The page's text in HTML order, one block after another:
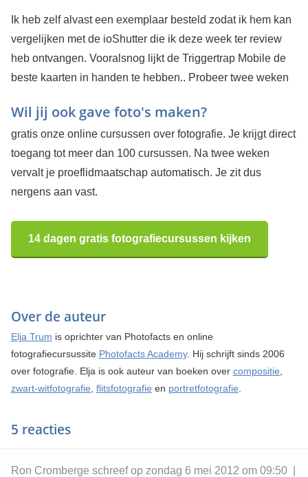
Ik heb zelf alvast een exemplaar besteld zodat ik hem kan
vergelijken met de ioShutter die ik deze week ter review
heb ontvangen. Vooralsnog lijkt de Triggertrap Mobile de
beste kaarten in handen te hebben..
Wil jij ook gave foto's maken?
Probeer twee weken
gratis onze online cursussen over fotografie. Je krijgt direct
toegang tot meer dan 100 cursussen. Na twee weken
vervalt je proeflidmaatschap automatisch. Je zit dus
nergens aan vast.
14 dagen gratis fotografiecursussen kijken
Over de auteur
Elja Trum is oprichter van Photofacts en online
fotografiecursussite Photofacts Academy. Hij schrijft sinds 2006
over fotografie. Elja is ook auteur van boeken over compositie
zwart-witfotografie flitsfotografie en portretfotografie
5 reacties
Ron Cromberge schreef op zondag 6 mei 2012 om 09:50 |